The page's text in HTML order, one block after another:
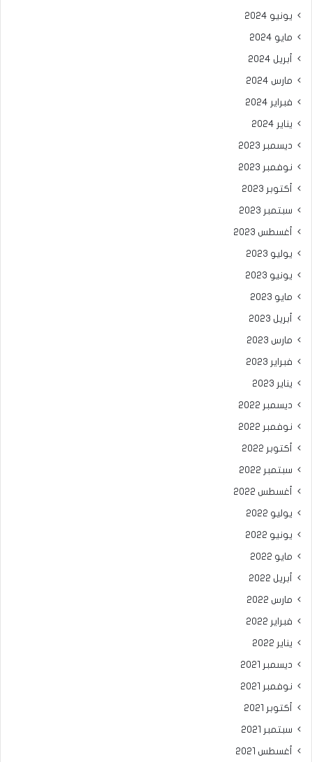
يونيو 2024
مايو 2024
أبريل 2024
مارس 2024
فبراير 2024
يناير 2024
ديسمبر 2023
نوفمبر 2023
أكتوبر 2023
سبتمبر 2023
أغسطس 2023
يوليو 2023
يونيو 2023
مايو 2023
أبريل 2023
مارس 2023
فبراير 2023
يناير 2023
ديسمبر 2022
نوفمبر 2022
أكتوبر 2022
سبتمبر 2022
أغسطس 2022
يوليو 2022
يونيو 2022
مايو 2022
أبريل 2022
مارس 2022
فبراير 2022
يناير 2022
ديسمبر 2021
نوفمبر 2021
أكتوبر 2021
سبتمبر 2021
أغسطس 2021